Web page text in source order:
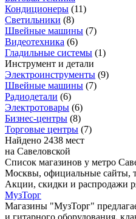
Кондиционеры (11)
Светильники (8)
Швейные машины (7)
Видеотехника (6)
Гладильные системы (1)
Инструмент и детали
Электроинструменты (9)
Швейные машины (7)
Радиодетали (6)
Электротовары (6)
Бизнес-центры (8)
Торговые центры (7)
Найдено 2438 мест
на Савеловской
Список магазинов у метро
Москвы, официальные сайты,
Акции, скидки и распродажи
МузТорг
Магазины "МузТорг"